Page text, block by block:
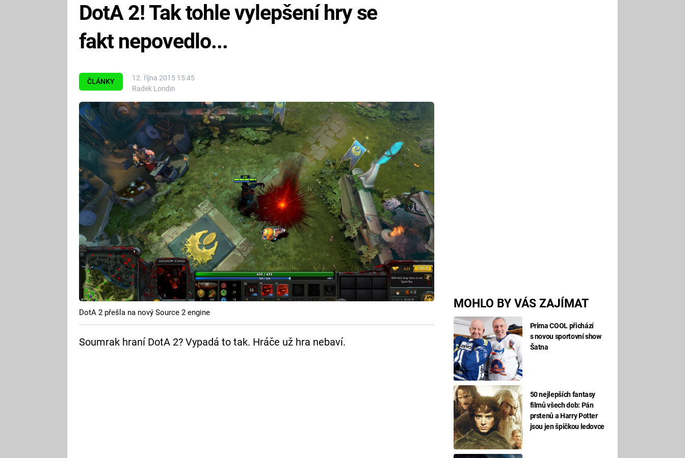
ČLÁNKY
12. října 2015 15:45
Radek Londin
MOHLO BY VÁS ZAJÍMAT
Prima COOL přichází
s novou sportovní show
Šatna
50 nejlepších fantasy
filmů všech dob: Pán
prstenů a Harry Potter
jsou jen špičkou ledovce
DotA 2! Tak tohle vylepšení hry se
fakt nepovedlo...
DotA 2 přešla na nový Source 2 engine
Soumrak hraní DotA 2? Vypadá to tak. Hráče už hra nebaví.